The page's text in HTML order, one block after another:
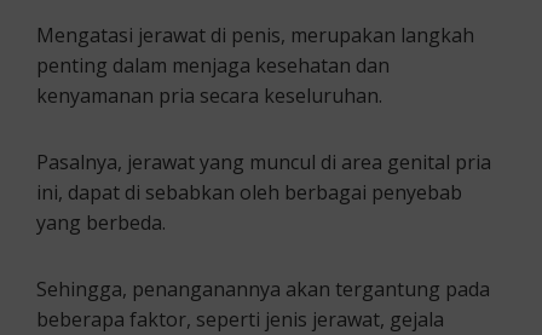
Mengatasi jerawat di penis, merupakan langkah
penting dalam menjaga kesehatan dan
kenyamanan pria secara keseluruhan.
Pasalnya, jerawat yang muncul di area genital pria
ini, dapat di sebabkan oleh berbagai penyebab
yang berbeda.
Sehingga, penanganannya akan tergantung pada
beberapa faktor, seperti jenis jerawat, gejala